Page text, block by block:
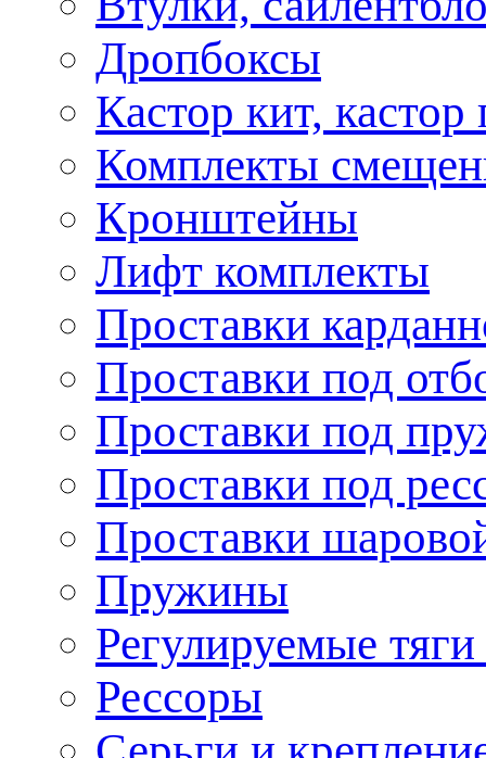
Дропбоксы
Кастор кит, кастор
Комплекты
Кронштейны
Лифт комплекты
Проставки
Проставки под
Проставки под
Проставки под
Проставки
Пружины
Регулируемые
Рессоры